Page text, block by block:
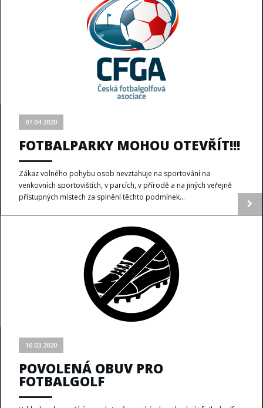
07.04.2020
FOTBALPARKY MOHOU OTEVŘÍT!!!
Zákaz volného pohybu osob nevztahuje na sportování na
venkovních sportovištích, v parcích, v přírodě a na jiných veřejně
přístupných místech za splnění těchto podmínek...
10.03.2020
POVOLENÁ OBUV PRO
FOTBALGOLF